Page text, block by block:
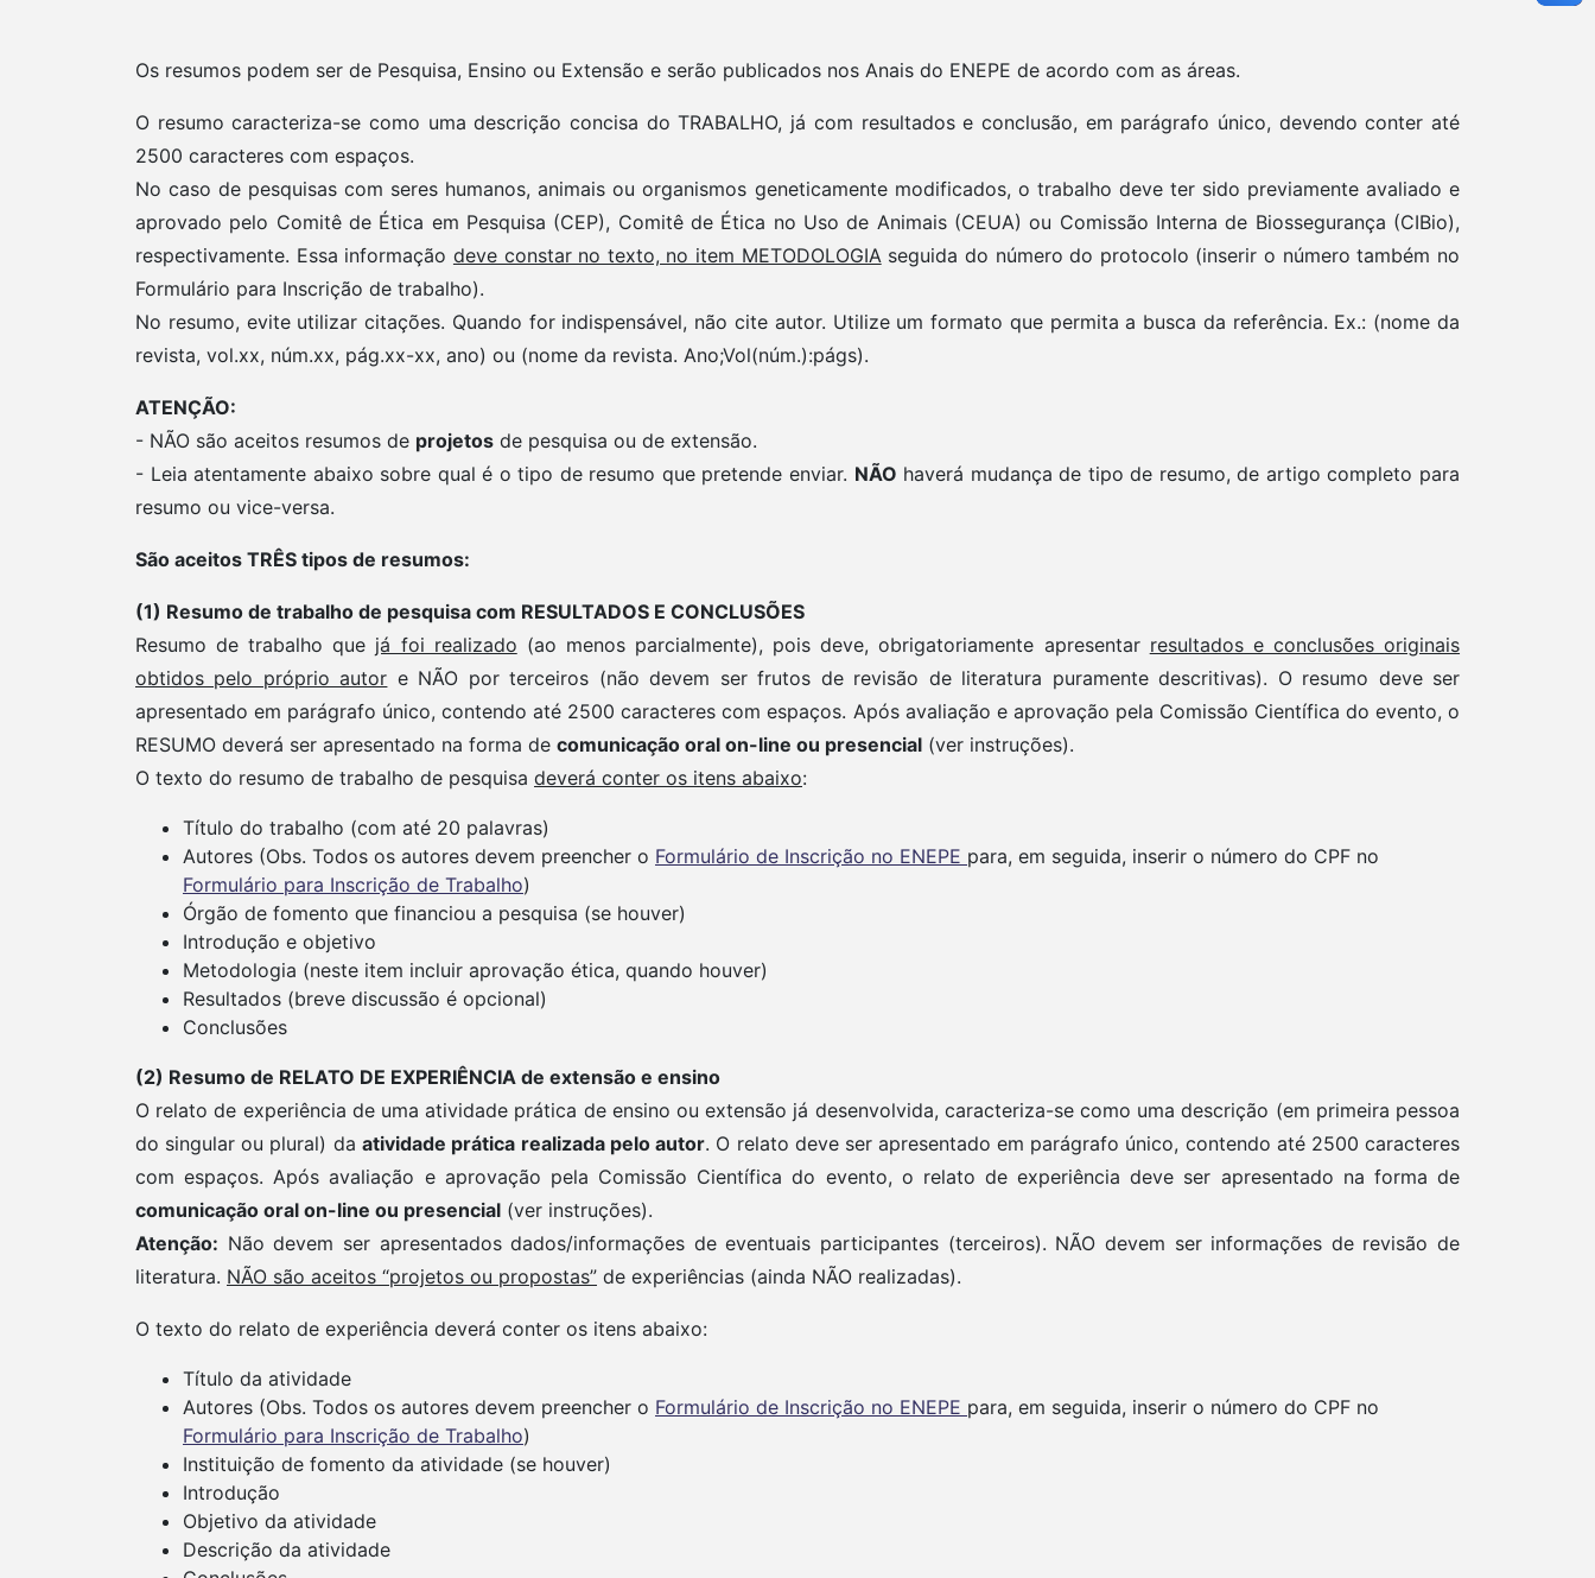
Os resumos podem ser de Pesquisa, Ensino ou Extensão e serão publicados nos Anais do ENEPE de acordo com as áreas.
O resumo caracteriza-se como uma descrição concisa do TRABALHO, já com resultados e conclusão, em parágrafo único, devendo conter até
2500 caracteres com espaços.
No caso de pesquisas com seres humanos, animais ou organismos geneticamente modificados, o trabalho deve ter sido previamente avaliado e
aprovado pelo Comitê de Ética em Pesquisa (CEP), Comitê de Ética no Uso de Animais (CEUA) ou Comissão Interna de Biossegurança (CIBio),
respectivamente. Essa informação deve constar no texto, no item METODOLOGIA seguida do número do protocolo (inserir o número também no
Formulário para Inscrição de trabalho).
No resumo, evite utilizar citações. Quando for indispensável, não cite autor. Utilize um formato que permita a busca da referência. Ex.: (nome da
revista, vol.xx, núm.xx, pág.xx-xx, ano) ou (nome da revista. Ano;Vol(núm.):págs).
ATENÇÃO:
- NÃO são aceitos resumos de projetos de pesquisa ou de extensão.
- Leia atentamente abaixo sobre qual é o tipo de resumo que pretende enviar. NÃO haverá mudança de tipo de resumo, de artigo completo para
resumo ou vice-versa.
São aceitos TRÊS tipos de resumos:
(1) Resumo de trabalho de pesquisa com RESULTADOS E CONCLUSÕES
Resumo de trabalho que já foi realizado (ao menos parcialmente), pois deve, obrigatoriamente apresentar resultados e conclusõesoriginais
obtidos pelo próprio autor e NÃO por terceiros (não devem ser frutos de revisão de literatura puramente descritivas). O resumo deve ser
apresentado em parágrafo único, contendo até 2500 caracteres com espaços. Após avaliação e aprovação pela Comissão Científica do evento, o
RESUMO deverá ser apresentado na forma de comunicação oral on-line ou presencial (ver instruções).
O texto do resumo de trabalho de pesquisa deverá conter os itens abaixo:
Título do trabalho (com até 20 palavras)
Autores (Obs. Todos os autores devem preencher o Formulário de Inscrição no ENEPE para, em seguida, inserir o número do CPF no
Formulário para Inscrição de Trabalho)
Órgão de fomento que financiou a pesquisa (se houver)
Introdução e objetivo
Metodologia (neste item incluir aprovação ética, quando houver)
Resultados (breve discussão é opcional)
Conclusões
(2) Resumo de RELATO DE EXPERIÊNCIA de extensão e ensino
O relato de experiência de uma atividade prática de ensino ou extensão já desenvolvida, caracteriza-se como uma descrição (em primeira pessoa
do singular ou plural) da atividade prática realizada pelo autor. O relato deve ser apresentado em parágrafo único, contendo até 2500 caracteres
com espaços. Após avaliação e aprovação pela Comissão Científica do evento, o relato de experiência deve ser apresentado na forma de
comunicação oral on-line ou presencial (ver instruções).
Atenção: Não devem ser apresentados dados/informações de eventuais participantes (terceiros). NÃO devem ser informações de revisão de
literatura. NÃO são aceitos “projetos ou propostas” de experiências (ainda NÃO realizadas).
O texto do relato de experiência deverá conter os itens abaixo:
Título da atividade
Autores (Obs. Todos os autores devem preencher o Formulário de Inscrição no ENEPE para, em seguida, inserir o número do CPF no
Formulário para Inscrição de Trabalho)
Instituição de fomento da atividade (se houver)
Introdução
Objetivo da atividade
Descrição da atividade